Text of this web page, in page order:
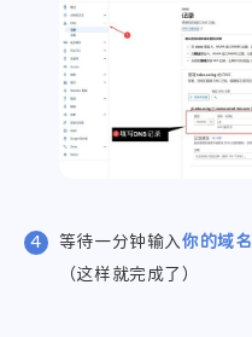
等待一分钟输入 你的域名
（这样就完成了）